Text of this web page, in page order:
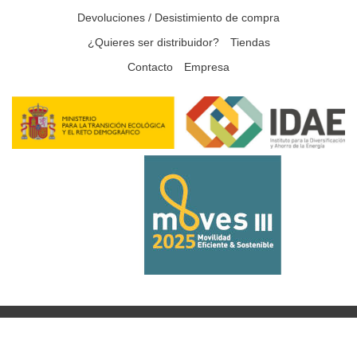
Devoluciones / Desistimiento de compra
¿Quieres ser distribuidor?
Tiendas
Contacto
Empresa